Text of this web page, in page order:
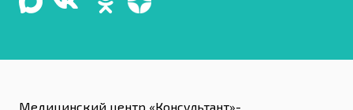
Медицинский центр «Консультант»-